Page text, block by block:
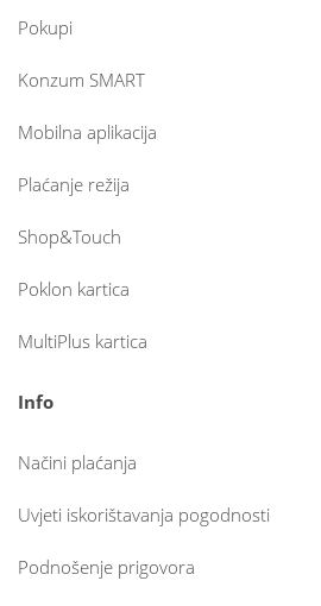
Pokupi
Konzum SMART
Mobilna aplikacija
Plaćanje režija
Shop&Touch
Poklon kartica
MultiPlus kartica
Info
Načini plaćanja
Uvjeti iskorištavanja pogodnosti
Podnošenje prigovora